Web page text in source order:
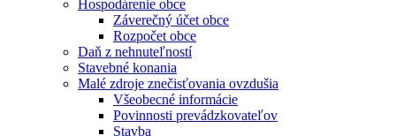
Hospodárenie obce
Záverečný účet obce
Rozpočet obce
Daň z nehnuteľností
Stavebné konania
Malé zdroje znečisťovania ovzdušia
Všeobecné informácie
Povinnosti prevádzkovateľov
Stavba